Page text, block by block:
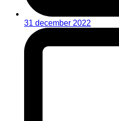
31 december 2022